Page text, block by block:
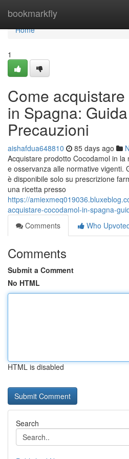
bookmarkfly
Home
Home
1
Come
in Spagna:
Precauzioni
aishafdua648810 85 days ago
Acquistare prodotto Cocodamol in
e osservanza alle normative vigenti.
è disponibile solo su prescrizione
una ricetta presso
https://
acquistare-cocodamol-in-spagna-
Comments
Who
Comments
Submit a Comment
No HTML
HTML is disabled
Search